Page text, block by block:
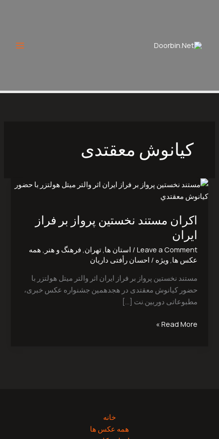
كيانوش‭ ‬معقتدی
اکران مستند نخستين پرواز بر فراز
ايران
Leave a Comment
/ استان ها ,تهران فرهنگ و هنر همه
عکس ها ویژه / احسان رأفتی داریان
مستند نخستين پرواز بر فراز ايران اثر والتر ميتل هولتزر با
حضور‭ ‬كيانوش‭ ‬معقتدی در هجدهمین جشنواره عکس خبری،
مطبوعاتی دوربین.نت […]
اکران
مستند
پرواز
بر
فراز
ايران
Read More »
خانه
همه عکس ها